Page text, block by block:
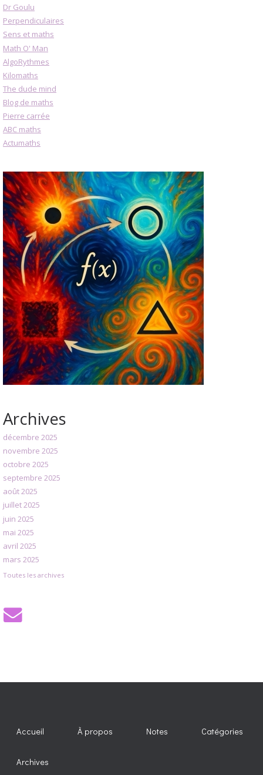
Dr Goulu
Perpendiculaires
Sens et maths
Math O' Man
AlgoRythmes
Kilomaths
The dude mind
Blog de maths
Pierre carrée
ABC maths
Actumaths
Archives
décembre 2025
novembre 2025
octobre 2025
septembre 2025
août 2025
juillet 2025
juin 2025
mai 2025
avril 2025
mars 2025
Toutes les archives
Accueil À propos Notes Catégories
Archives